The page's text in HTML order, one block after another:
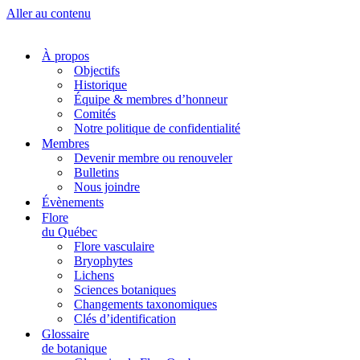
Aller au contenu
À propos
Objectifs
Historique
Équipe & membres d’honneur
Comités
Notre politique de confidentialité
Membres
Devenir membre ou renouveler
Bulletins
Nous joindre
Évènements
Flore
du Québec
Flore vasculaire
Bryophytes
Lichens
Sciences botaniques
Changements taxonomiques
Clés d’identification
Glossaire
de botanique